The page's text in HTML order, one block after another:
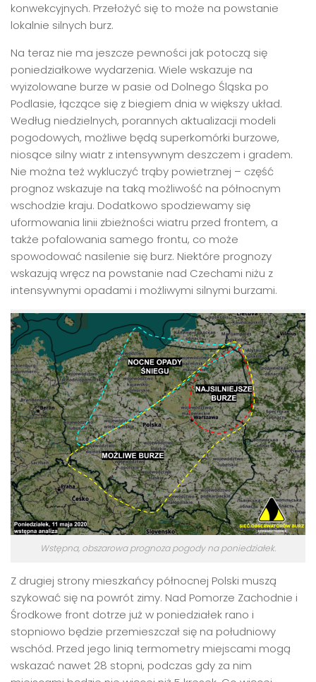
konwekcyjnych. Przełożyć się to może na powstanie
lokalnie silnych burz.
Na teraz nie ma jeszcze pewności jak potoczą się
poniedziałkowe wydarzenia. Wiele wskazuje na
wyizolowane burze w pasie od Dolnego Śląska po
Podlasie, łączące się z biegiem dnia w większy układ.
Według niedzielnych, porannych aktualizacji modeli
pogodowych, możliwe będą superkomórki burzowe,
niosące silny wiatr z intensywnym deszczem i gradem.
Nie można też wykluczyć trąby powietrznej – część
prognoz wskazuje na taką możliwość na północnym
wschodzie kraju. Dodatkowo spodziewamy się
uformowania linii zbieżności wiatru przed frontem, a
także pofalowania samego frontu, co może
spowodować nasilenie się burz. Niektóre prognozy
wskazują wręcz na powstanie nad Czechami niżu z
intensywnymi opadami i możliwymi silnymi burzami.
Wstępna, obszarowa prognoza pogody na poniedziałek.
Z drugiej strony mieszkańcy północnej Polski muszą
szykować się na powrót zimy. Nad Pomorze Zachodnie i
Środkowe front dotrze już w poniedziałek rano i
stopniowo będzie przemieszczał się na południowy
wschód. Przed jego linią termometry miejscami mogą
wskazać nawet 28 stopni, podczas gdy za nim